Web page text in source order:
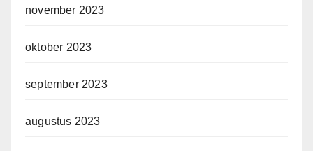
november 2023
oktober 2023
september 2023
augustus 2023